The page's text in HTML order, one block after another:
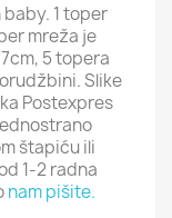
1 toper
mreža je
5 topera
Slike
Postexpres
štapiću ili
1-2 radna
nam pišite.